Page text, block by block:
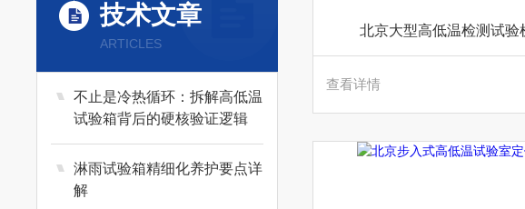
技术文章
ARTICLES
不止是冷热循环：拆解高低温
试验箱背后的硬核验证逻辑
淋雨试验箱精细化养护要点详
解
北京大型高低温检测试验
查看详情